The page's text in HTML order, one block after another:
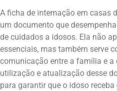
A ficha de internação em casas
um documento que
de cuidados a idosos. Ela não
essenciais, mas também serve
comunicação entre a família e a
utilização e atualização desse
para garantir que o idoso